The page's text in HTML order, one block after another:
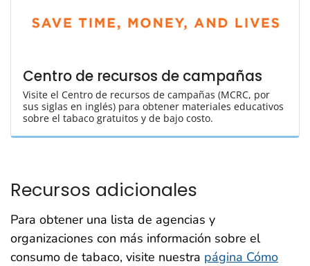
Centro de recursos de campañas
Visite el Centro de recursos de campañas (MCRC, por
sus siglas en inglés) para obtener materiales educativos
sobre el tabaco gratuitos y de bajo costo.
Recursos adicionales
Para obtener una lista de agencias y
organizaciones con más información sobre el
consumo de tabaco, visite nuestra página Cómo